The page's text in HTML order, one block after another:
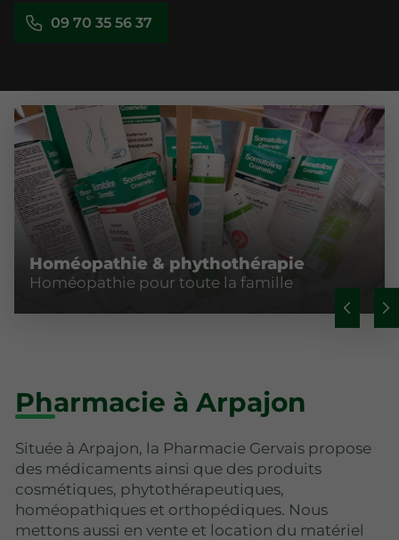
09 70 35 56 37
Homéopathie & phythothérapie
Homéopathie pour toute la famille
Pharmacie à Arpajon
Située à Arpajon, la Pharmacie Gervais propose
des médicaments ainsi que des produits
cosmétiques, phytothérapeutiques,
homéopathiques et orthopédiques. Nous
mettons aussi en vente et location du matériel